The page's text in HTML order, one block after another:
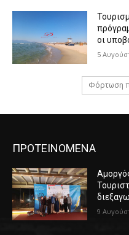
οι
5
Φόρτωση
ΠΡΟΤΕΙΝΟΜΕΝΑ
9